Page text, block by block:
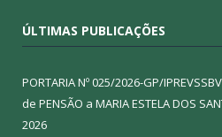
ÚLTIMAS PUBLICAÇÕES
PORTARIA Nº 025/2026-GP/
de PENSÃO a MARIA ESTELA DOS
2026